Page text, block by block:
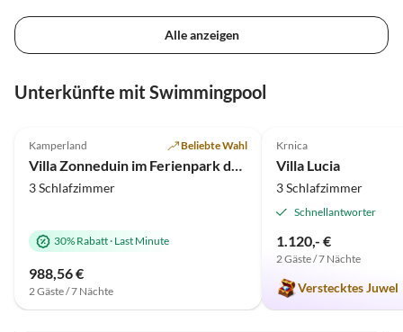
Alle anzeigen
Unterkünfte mit Swimmingpool
Kamperland Beliebte Wahl
3 Schlafzimmer
30% Rabatt· Last Minute
988,56 €
2 Gäste / 7 Nächte
Krnica
Villa Lucia
3 Schlafzimmer
Schnellantworter
1.120,- €
2 Gäste / 7 Nächte
Verstecktes Juwel